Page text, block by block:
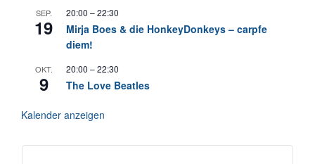
SEP.
19
20:00 –22:30
Mirja Boes & die HonkeyDonkeys – carpfe
diem!
OKT.
9
20:00 –22:30
The Love Beatles
Kalender anzeigen